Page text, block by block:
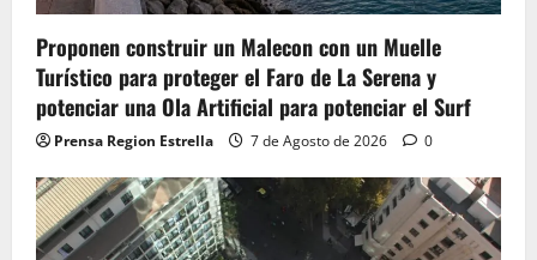
Proponen construir un Malecon con un Muelle
Turístico para proteger el Faro de La Serena y
potenciar una Ola Artificial para potenciar el Surf
Prensa Region Estrella 7 de Agosto de 2026 0